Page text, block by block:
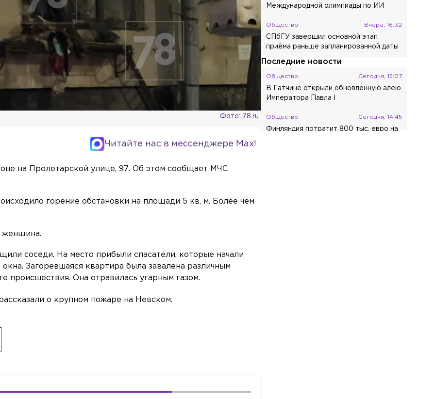
Фото: 78.ru
Читайте нас в мессенджере Max!
на Пролетарской улице, 97. Об этом сообщает МЧС
горение обстановки на площади 5 кв. м. Более чем
женщина.
соседи. На место прибыли спасатели, которые начали
Загоревшаяся квартира была завалена различным
происшествия. Она отравилась угарным газом.
о крупном пожаре на Невском.
Международной олимпиады по ИИ
Общество Вчера, 16:32
СПбГУ завершил основной этап
приёма раньше запланированной даты
Последние новости
Общество Сегодня, 15:07
В Гатчине открыли обновлённую алею
Императора Павла I
Общество Сегодня, 14:45
Финляндия потратит 800 тыс. евро на